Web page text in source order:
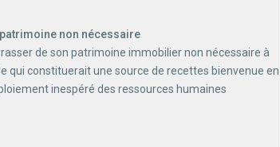
patrimoine non nécessaire
de son patrimoine immobilier non nécessaire à
qui constituerait une source de recettes bienvenue en
inespéré des ressources humaines